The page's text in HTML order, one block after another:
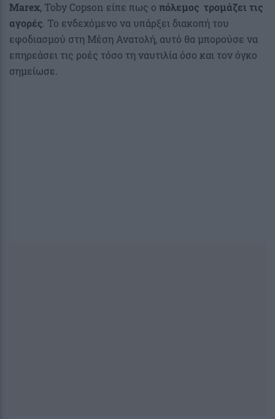
Marex, Toby Copson είπε πως ο πόλεμος τρομάζει τις
αγορές. Το ενδεχόμενο να υπάρξει διακοπή του
εφοδιασμού στη Μέση Ανατολή, αυτό θα μπορούσε να
επηρεάσει τις ροές τόσο τη ναυτιλία όσο και τον όγκο
σημείωσε.